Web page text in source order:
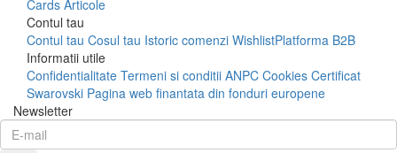
Cards Articole
Contul tau
Contul tau Cosul tau Istoric comenzi WishlistPlatforma B2B
Informatii utile
Confidentialitate Termeni si conditii ANPC Cookies Certificat
Swarovski Pagina web finantata din fonduri europene
Newsletter